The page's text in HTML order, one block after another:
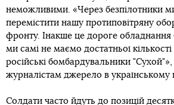
неможливими. «Через безпілотники
перемістити нашу протиповітряну
фронту. Інакше це дороге обладнання
ми самі не маємо достатньої кількості
російські бомбардувальники
журналістам джерело в українському
Солдати часто йдуть до позицій